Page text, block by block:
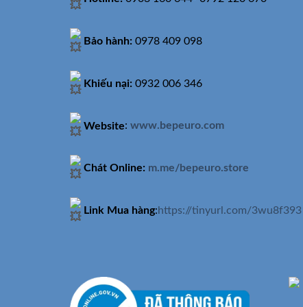
Bảo hành: 0978 409 098
Khiếu nại: 0932 006 346
Website: www.bepeuro.com
Chát Online: m.me/bepeuro.store
Link Mua hàng:https://tinyurl.com/3wu8f393